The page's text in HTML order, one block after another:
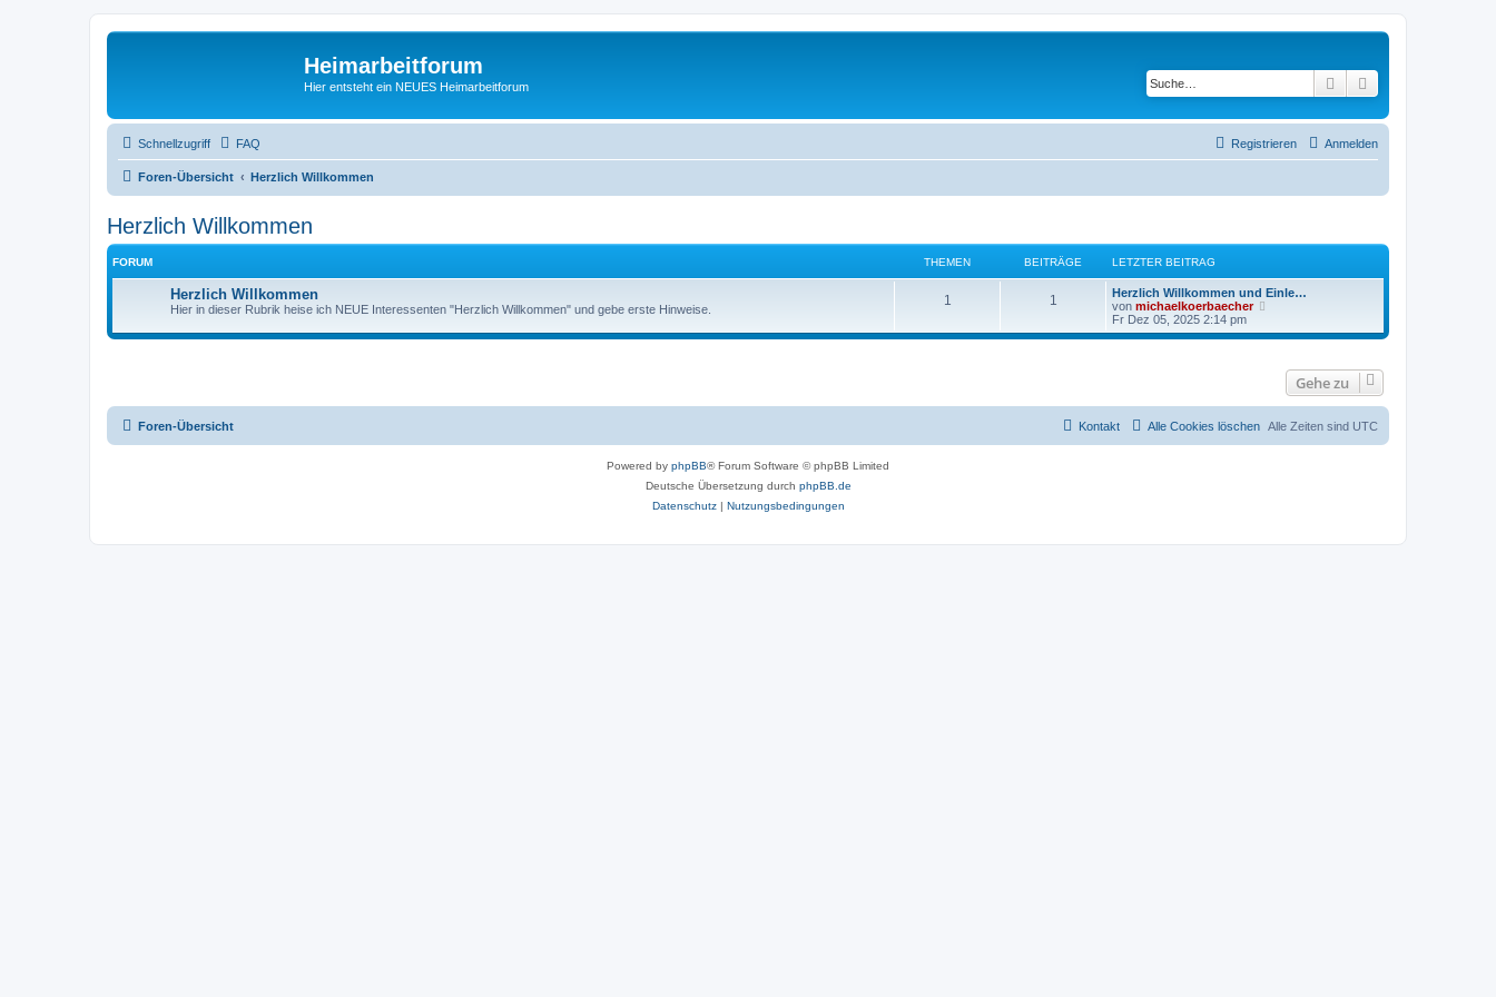
Heimarbeitforum
Hier entsteht ein NEUES Heimarbeitforum Suche
Schnellzugriff FAQ Anmelden
Registrieren
Foren-Übersicht Herzlich Willkommen
Herzlich Willkommen
FORUM THEMEN BEITRÄGE LETZTER BEITRAG
Herzlich Willkommen
Hier in dieser Rubrik heise ich NEUE Interessenten "Herzlich Willkommen" und gebe erste Hinweise.
1 1
Herzlich Willkommen und Einle…
von michaelkoerbaecher
u
e
Fr Dez 05, 2025 2:14 pm
Gehe zu
Foren-Übersicht Alle Zeiten sind UTC
Alle Cookies löschen
Kontakt
Powered by phpBB® Forum Software © phpBB Limited
Deutsche Übersetzung durch phpBB.de
Datenschutz| Nutzungsbedingungen